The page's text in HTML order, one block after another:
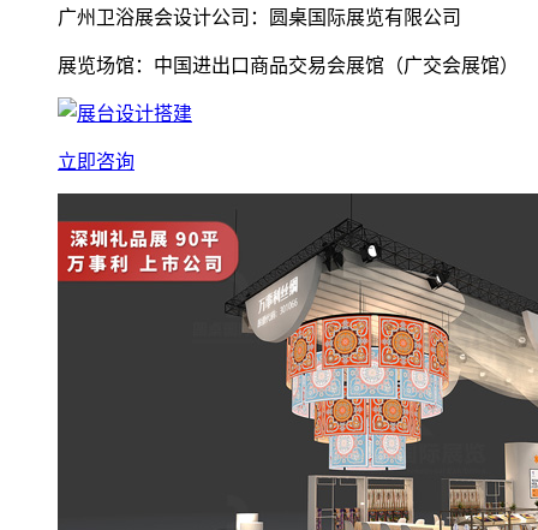
广州卫浴展会设计公司：圆桌国际展览有限公司
展览场馆：中国进出口商品交易会展馆（广交会展馆）
立即咨询